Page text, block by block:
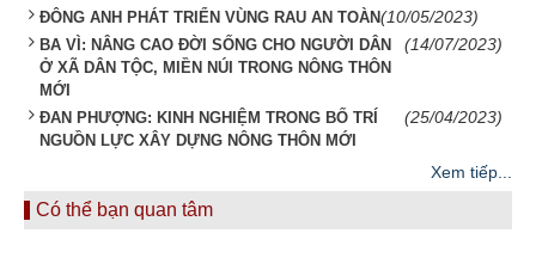
ĐÔNG ANH PHÁT TRIỂN VÙNG RAU AN TOÀN(10/05/2023)
BA VÌ: NÂNG CAO ĐỜI SỐNG CHO NGƯỜI DÂN
Ở XÃ DÂN TỘC, MIỀN NÚI TRONG NÔNG THÔN
MỚI
(14/07/2023)
ĐAN PHƯỢNG: KINH NGHIỆM TRONG BỐ TRÍ
NGUỒN LỰC XÂY DỰNG NÔNG THÔN MỚI
(25/04/2023)
Xem tiếp...
Có thể bạn quan tâm